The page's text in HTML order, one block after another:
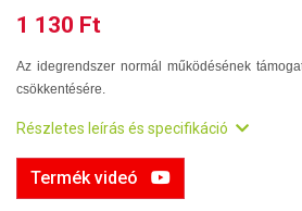
1 130 Ft
Az idegrendszer normál működésének
csökkentésére.
Részletes leírás és specifikáció
Termék videó